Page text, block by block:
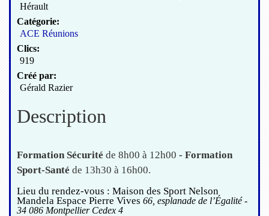
Hérault
Catégorie:
ACE Réunions
Clics:
919
Créé par:
Gérald Razier
Description
Formation Sécurité de 8h00 à 12h00 - Formation
Sport-Santé de 13h30 à 16h00.
Lieu du rendez-vous : Maison des Sport Nelson
Mandela Espace Pierre Vives 66, esplanade de l’Égalité -
34 086 Montpellier Cedex 4